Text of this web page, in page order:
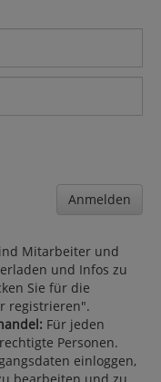
Anmelden
Mitarbeiter und
und Infos zu
Sie für die
registrieren".
Für jeden
Personen.
einloggen,